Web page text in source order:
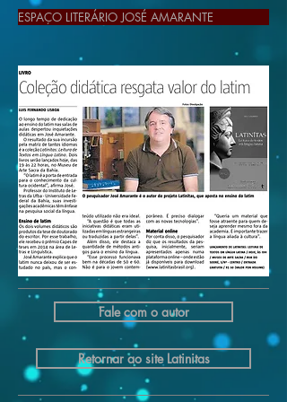
ESPAÇO LITERÁRIO JOSÉ AMARANTE
Fale com o autor
Retornar ao site Latinitas